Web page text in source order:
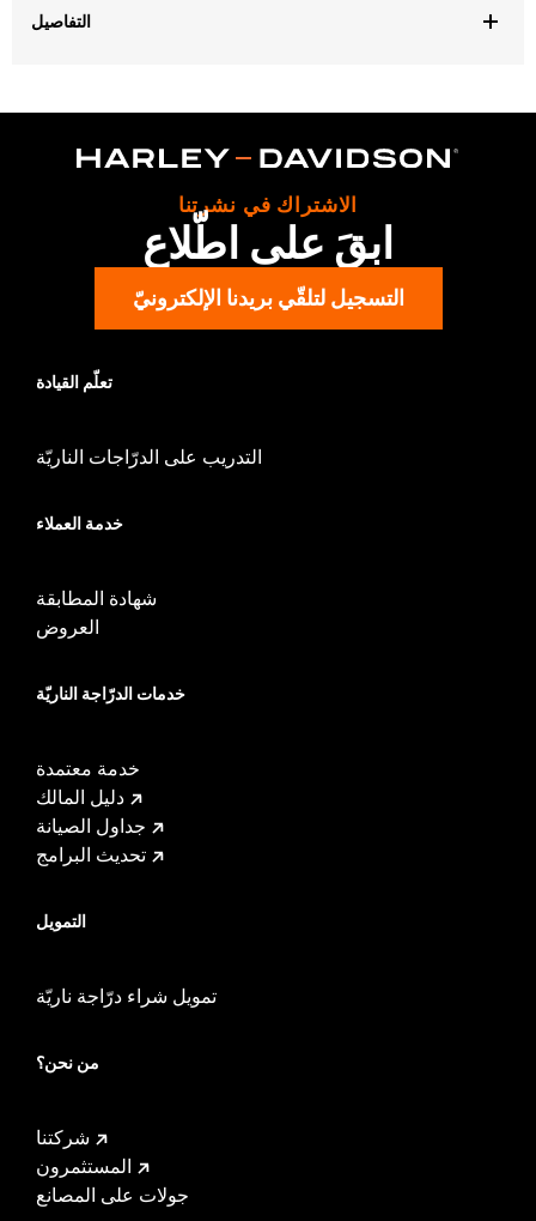
التفاصيل
Functional Features:Button Front
d.com/warrantyfor full details
الاشتراك في نشرتنا
ابقَ على اطّلاع
التسجيل لتلقّي بريدنا الإلكترونيّ
تعلّم القيادة
التدريب على الدرّاجات الناريّة
خدمة العملاء
شهادة المطابقة
العروض
خدمات الدرّاجة الناريّة
خدمة معتمدة
دليل المالك
جداول الصيانة
تحديث البرامج
التمويل
تمويل شراء درّاجة ناريّة
من نحن؟
شركتنا
المستثمرون
جولات على المصانع